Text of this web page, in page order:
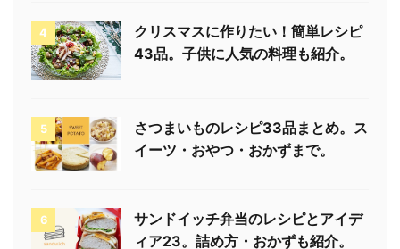
4
クリスマスに作りたい！簡単レシピ
43品。子供に人気の料理も紹介。
5
さつまいものレシピ33品まとめ。ス
イーツ・おやつ・おかずまで。
6
サンドイッチ弁当のレシピとアイデ
ィア23。詰め方・おかずも紹介。